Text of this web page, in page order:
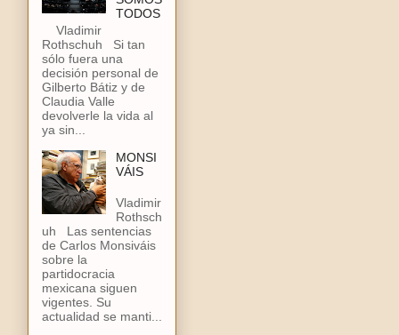
TODOS
Vladimir
Rothschuh Si tan
sólo fuera una
decisión personal de
Gilberto Bátiz y de
Claudia Valle
devolverle la vida al
ya sin...
MONSI
VÁIS
Vladimir
Rothsch
uh Las sentencias
de Carlos Monsiváis
sobre la
partidocracia
mexicana siguen
vigentes. Su
actualidad se manti...